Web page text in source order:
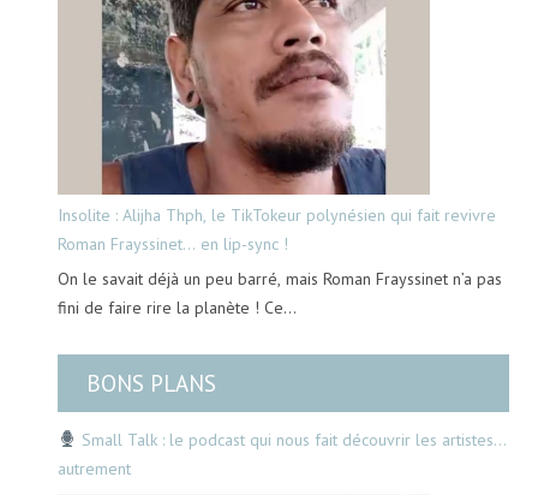
Insolite : Alijha Thph, le TikTokeur polynésien qui fait revivre
Roman Frayssinet… en lip-sync !
On le savait déjà un peu barré, mais Roman Frayssinet n’a pas
fini de faire rire la planète ! Ce…
BONS PLANS
Small Talk : le podcast qui nous fait découvrir les artistes…
autrement